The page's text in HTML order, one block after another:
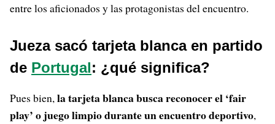
entre los aficionados y las protagonistas del encuentro.
Jueza sacó tarjeta blanca en partido
de Portugal: ¿qué significa?
Pues bien,la tarjeta blanca busca reconocer el ‘fair
play’ o juego limpio durante un encuentro deportivo,